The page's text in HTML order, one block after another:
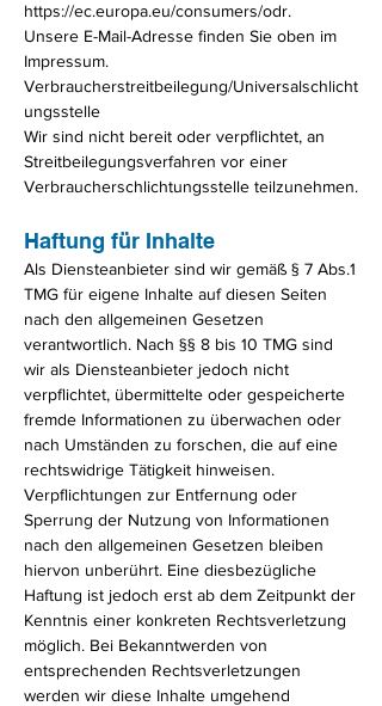
https://ec.europa.eu/consumers/odr.
Unsere E-Mail-Adresse finden Sie oben im
Impressum.
Verbraucherstreitbeilegung/Universalschlicht
ungsstelle
Wir sind nicht bereit oder verpflichtet, an
Streitbeilegungsverfahren vor einer
Verbraucherschlichtungsstelle teilzunehmen.
Haftung für Inhalte
Als Diensteanbieter sind wir gemäß § 7 Abs.1
TMG für eigene Inhalte auf diesen Seiten
nach den allgemeinen Gesetzen
verantwortlich. Nach §§ 8 bis 10 TMG sind
wir als Diensteanbieter jedoch nicht
verpflichtet, übermittelte oder gespeicherte
fremde Informationen zu überwachen oder
nach Umständen zu forschen, die auf eine
rechtswidrige Tätigkeit hinweisen.
Verpflichtungen zur Entfernung oder
Sperrung der Nutzung von Informationen
nach den allgemeinen Gesetzen bleiben
hiervon unberührt. Eine diesbezügliche
Haftung ist jedoch erst ab dem Zeitpunkt der
Kenntnis einer konkreten Rechtsverletzung
möglich. Bei Bekanntwerden von
entsprechenden Rechtsverletzungen
werden wir diese Inhalte umgehend